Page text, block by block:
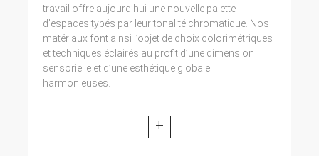
travail offre aujourd’hui une nouvelle palette
d’espaces typés par leur tonalité chromatique. Nos
matériaux font ainsi l’objet de choix colorimétriques
et techniques éclairés au profit d’une dimension
sensorielle et d’une esthétique globale
harmonieuses.
+